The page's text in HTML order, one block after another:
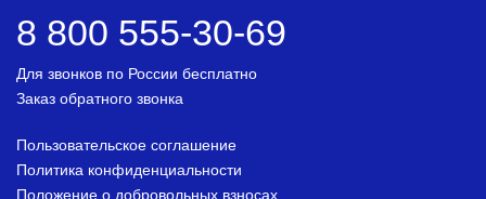
8 800 555-30-69
Для звонков по России бесплатно
Заказ обратного звонка
Пользовательское соглашение
Политика конфиденциальности
Положение о добровольных взносах